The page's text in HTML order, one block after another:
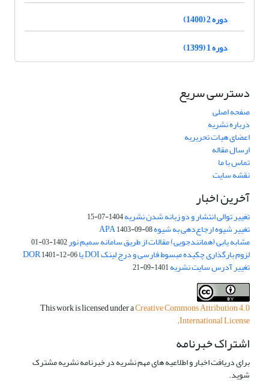
دوره 2 (1400)
دوره 1 (1399)
دسترسی سریع
صفحه اصلی
درباره نشریه
اعضای هیات تحریریه
ارسال مقاله
تماس با ما
نقشه سایت
آخرین اخبار
تغییر توالی انتشار و دو زبانه شدن نشریه1404-07-15
تغییر شیوه ارجاع‌دهی به شیوه APA1403-09-08
مشابه یابی (همانندجویی) مقالات از طریق سامانه سمیم نور1402-03-01
لزوم بارگذاری چکیده مبسوط فارسی و درج لینک DOI یا DOR 1401-12-06
تغییر آدرس سایت نشریه1401-09-21
This work is licensed under aCreative Commons Attribution 4.0
International License
.
اشتراک خبرنامه
برای دریافت اخبار و اطلاعیه های مهم نشریه در خبرنامه نشریه مشترک
شوید.